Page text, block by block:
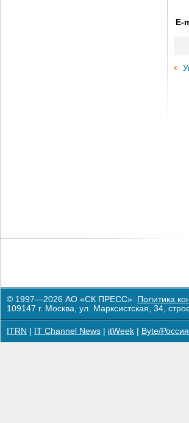
E-
© 1997—2026 АО «СК ПРЕСС». Политика
109147 г. Москва, ул. Марксистская, 34,
ITRN IT Channel News itWeek Byte/Россия